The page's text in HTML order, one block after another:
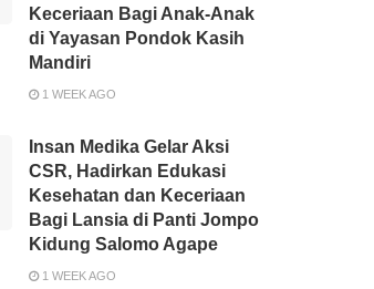
Keceriaan Bagi Anak-Anak
di Yayasan Pondok Kasih
Mandiri
1 WEEK AGO
Insan Medika Gelar Aksi
CSR, Hadirkan Edukasi
Kesehatan dan Keceriaan
Bagi Lansia di Panti Jompo
Kidung Salomo Agape
1 WEEK AGO